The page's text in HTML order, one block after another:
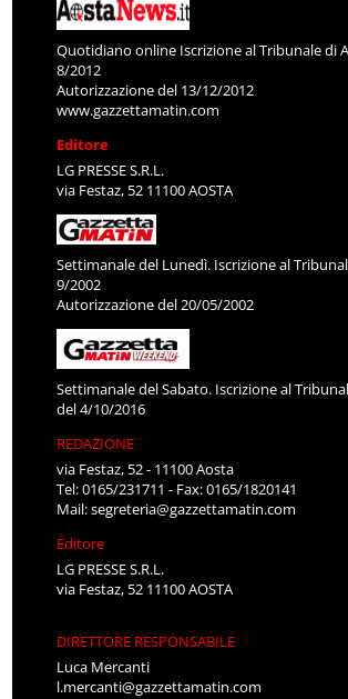
Quotidiano online Iscrizione al Tribunale di
8/2012
Autorizzazione del 13/12/2012
www.gazzettamatin.com
Editore
LG PRESSE S.R.L.
via Festaz, 52 11100 AOSTA
Settimanale del Lunedì. Iscrizione al
9/2002
Autorizzazione del 20/05/2002
Settimanale del Sabato. Iscrizione al
del 4/10/2016
REDAZIONE
via Festaz, 52 - 11100 Aosta
Tel: 0165/231711 - Fax: 0165/1820141
Mail:segreteria@gazzettamatin.com
Editore
LG PRESSE S.R.L.
via Festaz, 52 11100 AOSTA
DIRETTORE RESPONSABILE
Luca Mercanti
l.mercanti@gazzettamatin.com